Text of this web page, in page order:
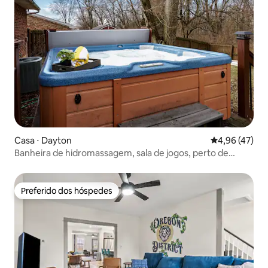
Casa ⋅ Dayton 4,96 de uma
4,96 (47)
Banheira de hidromassagem, sala de jogos, perto de
Preferido dos hóspedes
Preferido dos hóspedes